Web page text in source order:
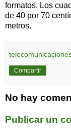
formatos. Los
de 40 por 70
metros.
Compartir
No hay
Publicar un